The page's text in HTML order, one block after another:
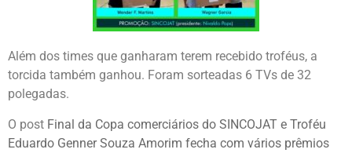
Além dos times que ganharam terem recebido troféus, a
torcida também ganhou. Foram sorteadas 6 TVs de 32
polegadas.
O post Final da Copa comerciários do SINCOJAT e Troféu
Eduardo Genner Souza Amorim fecha com vários prêmios